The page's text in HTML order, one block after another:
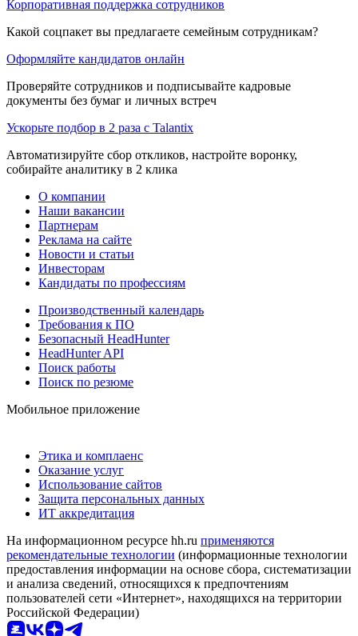
Корпоративная поддержка сотрудников
Какой соцпакет вы предлагаете семейным сотрудникам?
Оформляйте кандидатов онлайн
Проверяйте сотрудников и подписывайте кадровые
документы без бумаг и личных встреч
Ускорьте подбор в 2 раза с Talantix
Автоматизируйте сбор откликов, настройте воронку,
собирайте аналитику в 2 клика
О компании
Наши вакансии
Партнерам
Реклама на сайте
Новости и статьи
Инвесторам
Кандидаты по профессиям
Производственный календарь
Требования к ПО
Безопасный HeadHunter
HeadHunter API
Поиск работы
Поиск по резюме
Мобильное приложение
Этика и комплаенс
Оказание услуг
Использование сайтов
Защита персональных данных
ИТ аккредитация
На информационном ресурсе hh.ru применяются
рекомендательные технологии (информационные технологии
предоставления информации на основе сбора, систематизации
и анализа сведений, относящихся к предпочтениям
пользователей сети «Интернет», находящихся на территории
Российской Федерации)